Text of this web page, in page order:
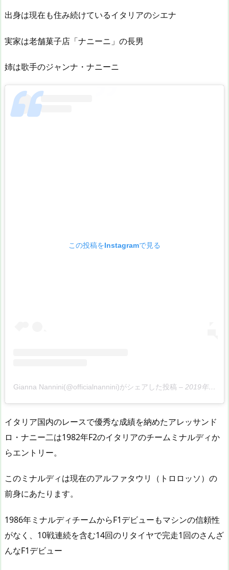
出身は現在も住み続けているイタリアのシエナ
実家は老舗菓子店「ナニーニ」の長男
姉は歌手のジャンナ・ナニーニ
この投稿をInstagramで見る
Gianna Nannini(@officialnannini)がシェアした投稿 – 2019年12月月23日午前4時00分PST
イタリア国内のレースで優秀な成績を納めたアレッサンド
ロ・ナニー二は1982年F2のイタリアのチームミナルディか
らエントリー。
このミナルディは現在のアルファタウリ（トロロッソ）の
前身にあたります。
1986年ミナルディチームからF1デビューもマシンの信頼性
がなく、10戦連続を含む14回のリタイヤで完走1回のさんざ
んなF1デビュー